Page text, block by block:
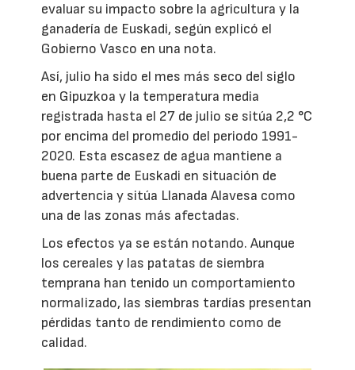
evaluar su impacto sobre la agricultura y la
ganadería de Euskadi, según explicó el
Gobierno Vasco en una nota.
Así, julio ha sido el mes más seco del siglo
en Gipuzkoa y la temperatura media
registrada hasta el 27 de julio se sitúa 2,2 °C
por encima del promedio del periodo 1991-
2020. Esta escasez de agua mantiene a
buena parte de Euskadi en situación de
advertencia y sitúa Llanada Alavesa como
una de las zonas más afectadas.
Los efectos ya se están notando. Aunque
los cereales y las patatas de siembra
temprana han tenido un comportamiento
normalizado, las siembras tardías presentan
pérdidas tanto de rendimiento como de
calidad.